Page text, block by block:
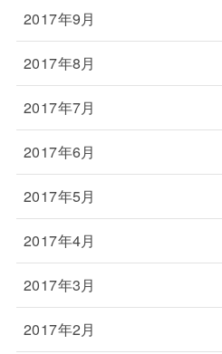
2017年9月
2017年8月
2017年7月
2017年6月
2017年5月
2017年4月
2017年3月
2017年2月